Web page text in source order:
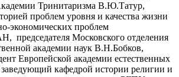
Тринитаризма В.Ю.Татур,
проблем уровня и качества жизни
экономических проблем
председателя Московского отделения
академии наук В.Н.Бобков,
Европейской академии естественных
кафедрой истории религии и